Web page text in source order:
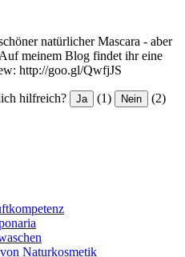
natürlicher Mascara - aber
meinem Blog findet ihr eine
http://goo.gl/QwfjJS
hilfreich? Ja (1) Nein (2)
Naturkosmetik